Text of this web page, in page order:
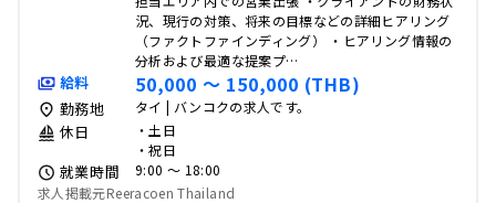
況、現行の対策、将来の目標などの詳細ヒアリング
（ファクトファインディング） ・ヒアリング情報の
分析および最適な提案プ…
給料 50,000 〜 150,000 (THB)
勤務地 タイ | バンコクの求人です。
休日
・土日
・祝日
就業時間
9:00 〜 18:00
求人掲載元Reeracoen Thailand